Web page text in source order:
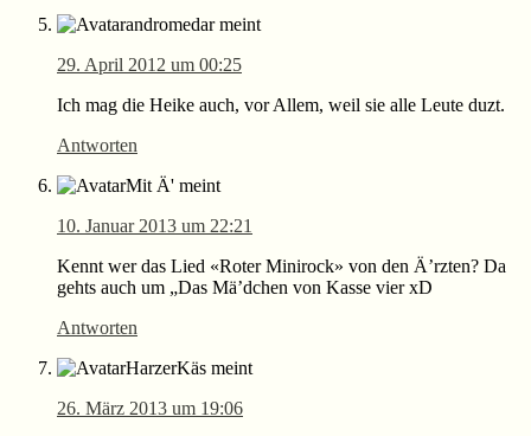
andromedar meint
29. April 2012 um 00:25
Ich mag die Heike auch, vor Allem, weil sie alle Leute duzt.
Antworten
Mit Ä' meint
10. Januar 2013 um 22:21
Kennt wer das Lied «Roter Minirock» von den Ä’rzten? Da
gehts auch um „Das Mä’dchen von Kasse vier xD
Antworten
HarzerKäs meint
26. März 2013 um 19:06